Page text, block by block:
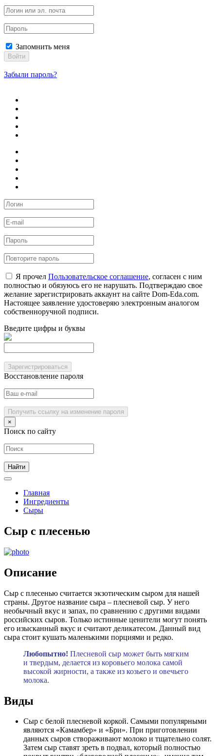
Запомнить меня
Войти
Забыли пароль?
Я прочел Пользовательское соглашение, согласен с ним
полностью и обязуюсь его не нарушать. Подтверждаю свое
желание зарегистрировать аккаунт на сайте Dom-Eda.com.
Настоящее заявление удостоверяю электронным аналогом
собственноручной подписи.
Введите цифры и буквы
Зарегистрироваться
Восстановление пароля
Получить ссылку на изменение пароля
×
Поиск по сайту
Главная
Ингредиенты
Сыры
Сыр с плесенью
Описание
Сыр с плесенью считается экзотическим сыром для нашей
страны. Другое название сыра – плесневой сыр. У него
необычный вкус и запах, по сравнению с другими видами
российских сыров. Только истинные ценители могут понять
его изысканный вкус и считают деликатесом. Данный вид
сыра стоит кушать маленькими порциями и редко.
Любопытно! Плесневой сыр может быть мягким
и твердым, делается из коровьего молока самой
высокой жирности, а также из козьего и овечьего
молока.
Виды
Сыр с белой плесневой коркой. Самыми популярными
являются «Камамбер» и «Бри». При приготовлении
данных сыров створаживают молоко и тщательно солят.
Затем сыр ставят зреть в подвал, который полностью